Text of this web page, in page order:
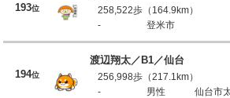
193位
258,522歩（164.9km）
-
登米市
194位
渡辺翔太／B1／仙台
256,998歩（217.1km）
-
男性 仙台市